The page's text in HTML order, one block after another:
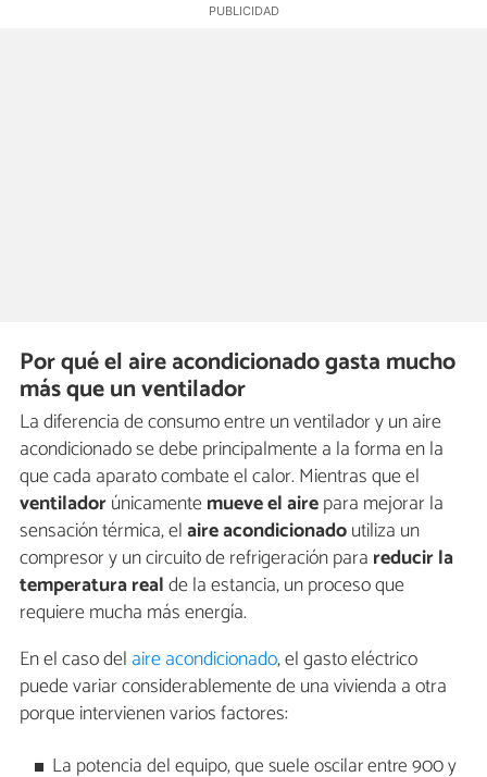
Por qué el aire acondicionado gasta mucho
más que un ventilador
La diferencia de consumo entre un ventilador y un aire
acondicionado se debe principalmente a la forma en la
que cada aparato combate el calor. Mientras que el
ventiladorúnicamentemueve el airepara mejorar la
sensación térmica, elaire acondicionadoutiliza un
compresor y un circuito de refrigeración para reducir la
temperatura realde la estancia, un proceso que
requiere mucha más energía.
En el caso del aire acondicionado, el gasto eléctrico
puede variar considerablemente de una vivienda a otra
porque intervienen varios factores:
La potencia del equipo, que suele oscilar entre 900 y